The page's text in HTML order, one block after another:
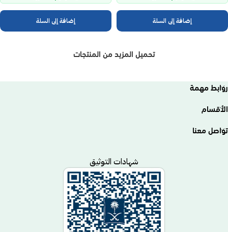
إضافة إلى السلة إضافة إلى السلة
تحميل المزيد من المنتجات
روابط مهمة
الأقسام
تواصل معنا
شهادات التوثيق